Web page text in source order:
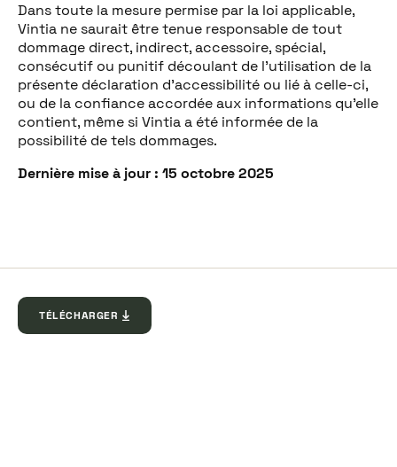
Dans toute la mesure permise par la loi applicable,
Vintia ne saurait être tenue responsable de tout
dommage direct, indirect, accessoire, spécial,
consécutif ou punitif découlant de l’utilisation de la
présente déclaration d’accessibilité ou lié à celle-ci,
ou de la confiance accordée aux informations qu’elle
contient, même si Vintia a été informée de la
possibilité de tels dommages.
Dernière mise à jour : 15 octobre 2025
TÉLÉCHARGER